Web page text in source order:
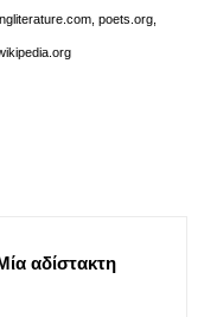
poets.org,
αδίστακτη